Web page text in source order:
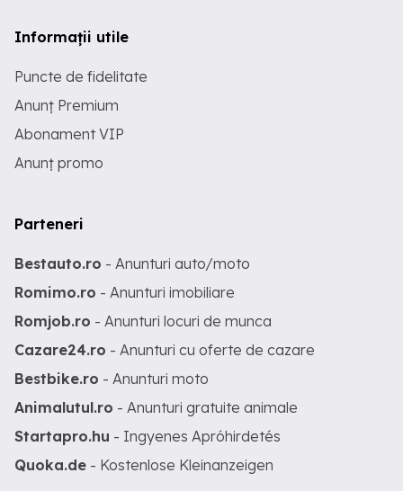
Informații utile
Puncte de fidelitate
Anunț Premium
Abonament VIP
Anunț promo
Parteneri
Bestauto.ro - Anunturi auto/moto
Romimo.ro - Anunturi imobiliare
Romjob.ro - Anunturi locuri de munca
Cazare24.ro - Anunturi cu oferte de cazare
Bestbike.ro - Anunturi moto
Animalutul.ro - Anunturi gratuite animale
Startapro.hu - Ingyenes Apróhirdetés
Quoka.de - Kostenlose Kleinanzeigen